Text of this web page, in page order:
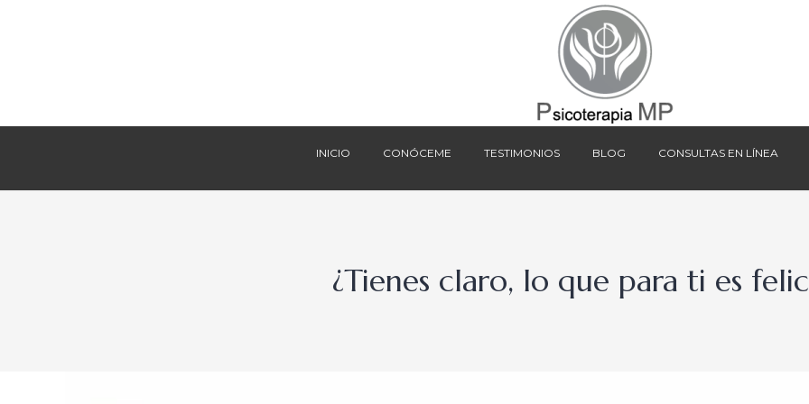
INICIO CONÓCEME TESTIMONIOS BLOG CONSULTAS EN LÍNEA
¿Tienes claro, lo que para ti es
BLOG